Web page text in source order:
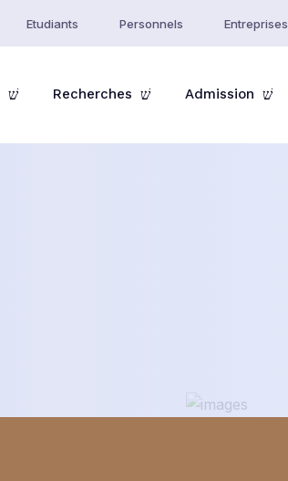
Etudiants Personnels Entreprises
Recherches Admission